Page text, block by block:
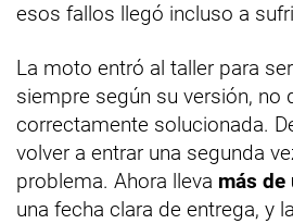
esos fallos llegó incluso a
La moto entró al taller para
siempre según su versión, no
correctamente solucionada.
volver a entrar una segunda
problema. Ahora lleva más de
una fecha clara de entrega, y